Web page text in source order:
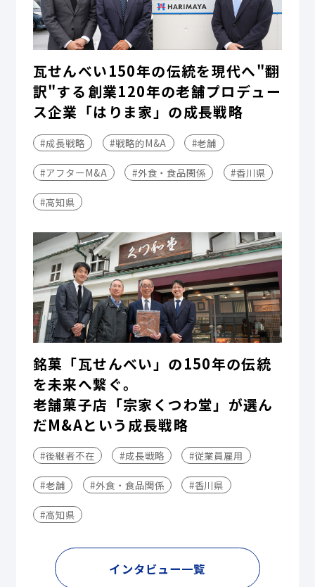
瓦せんべい150年の伝統を現代へ"翻
訳"する――創業120年の老舗プロデュー
ス企業「はりま家」の成長戦略
#成長戦略 #戦略的M&A #老舗
#アフターM&A #外食・食品関係 #香川県
#高知県
銘菓「瓦せんべい」の150年の伝統
を未来へ繋ぐ。
老舗菓子店「宗家くつわ堂」が選ん
だM&Aという成長戦略
#後継者不在 #成長戦略 #従業員雇用
#老舗 #外食・食品関係 #香川県
#高知県
インタビュー一覧